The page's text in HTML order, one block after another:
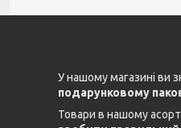
У нашому магазині ви
подарунковому
Товари в нашому